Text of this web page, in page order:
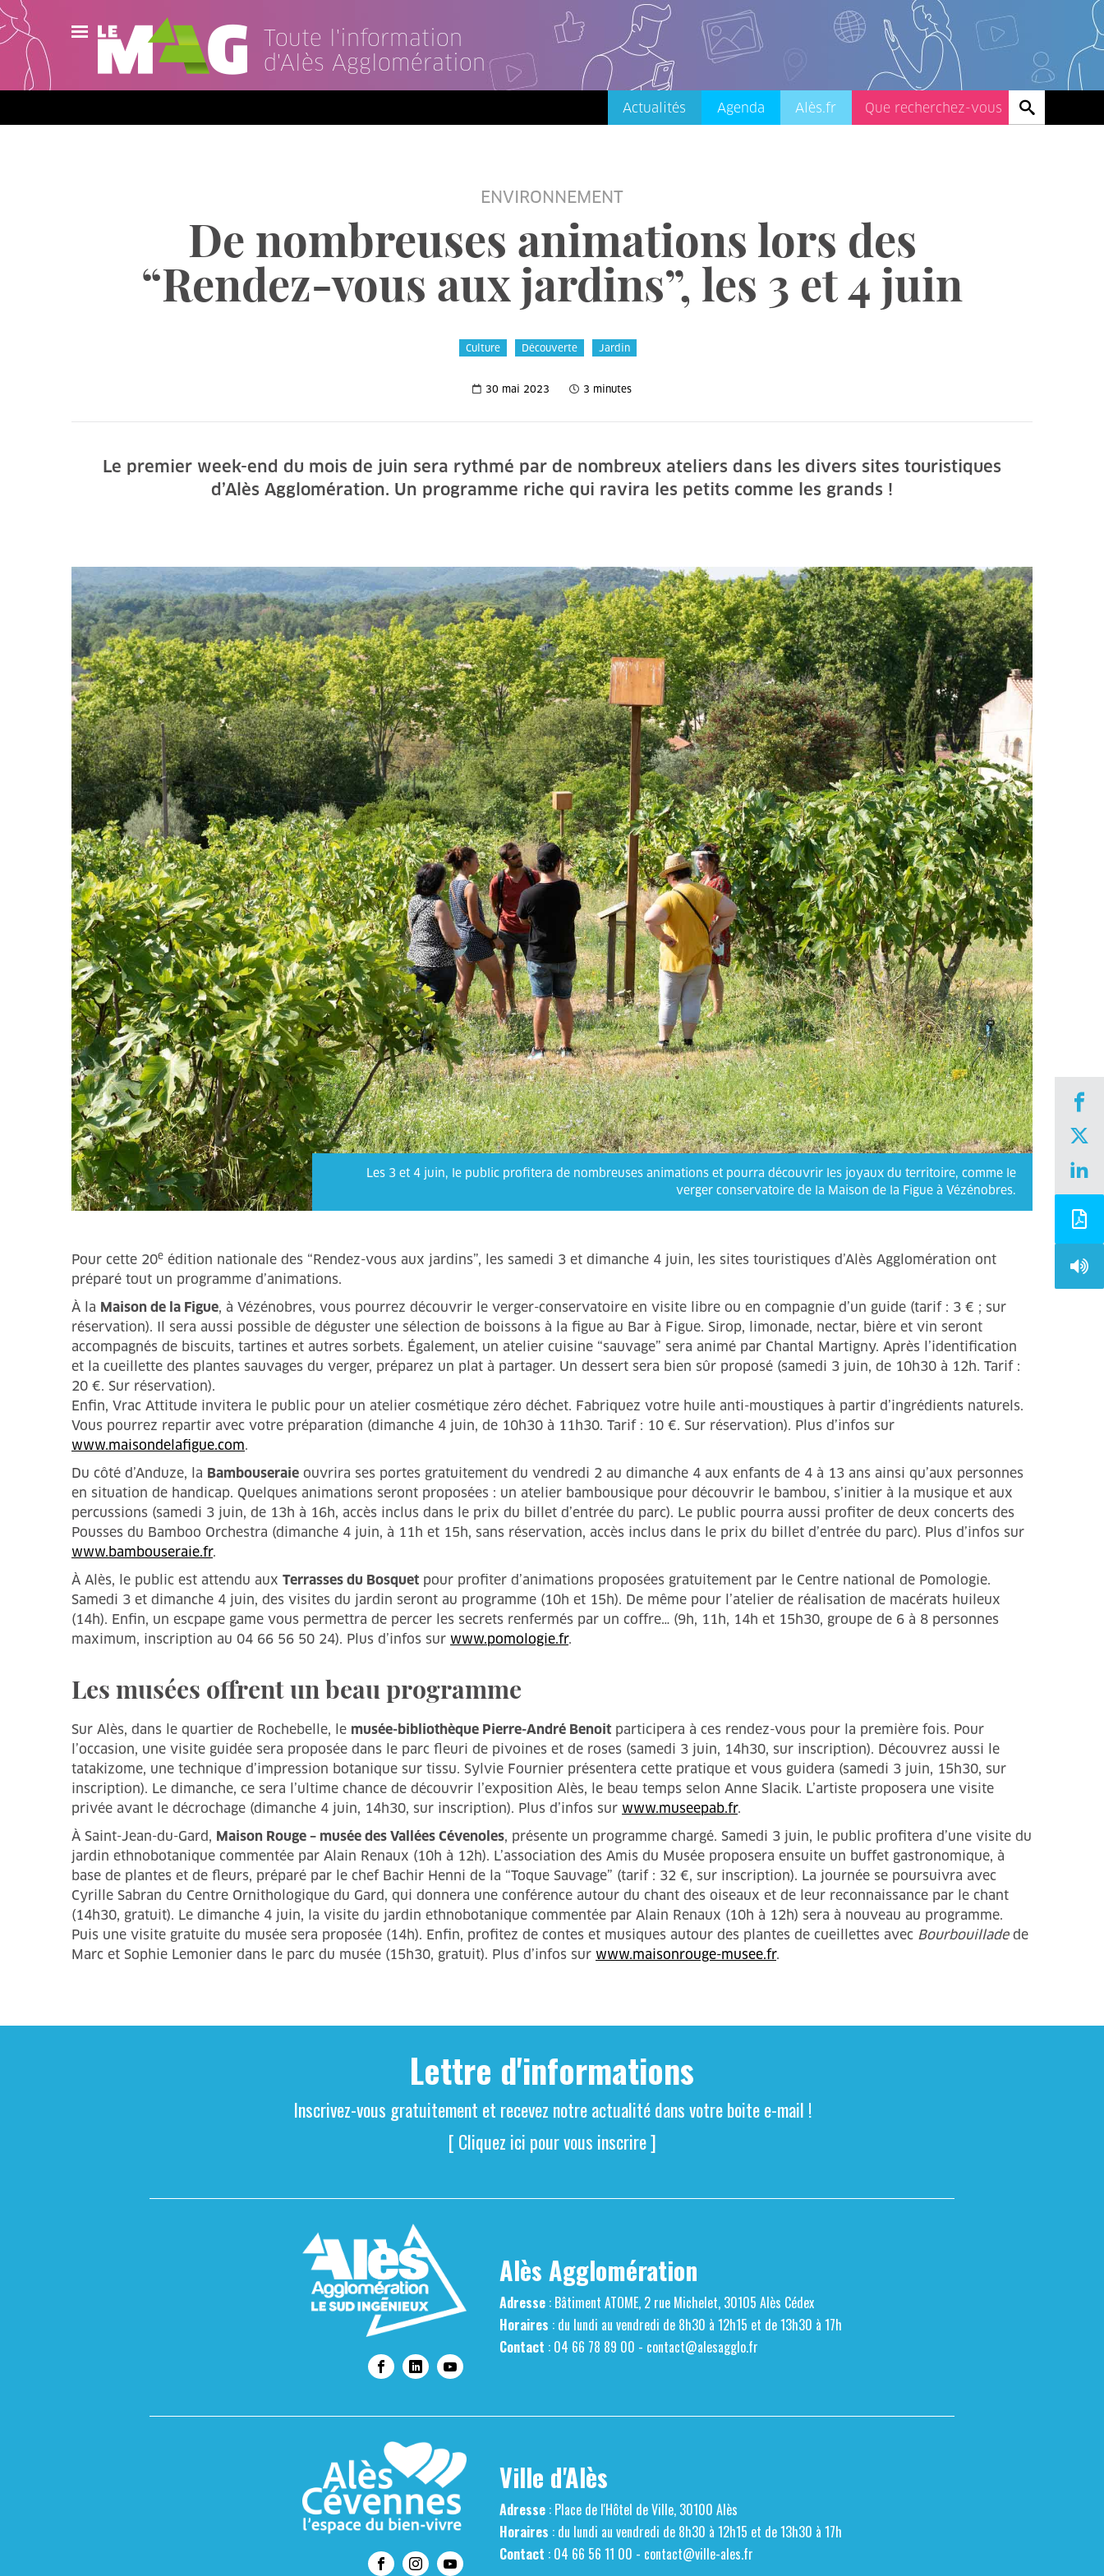
Toute l'information
d'Alès Agglomération
Actualités
Agenda
Actualités Agenda Alès.fr
ENVIRONNEMENT
De nombreuses animations lors des
“Rendez-vous aux jardins”, les 3 et 4 juin
Culture Découverte Jardin
30 mai 2023 3 minutes
Le premier week-end du mois de juin sera rythmé par de nombreux ateliers dans les divers sites touristiques
d’Alès Agglomération. Un programme riche qui ravira les petits comme les grands !
Les 3 et 4 juin, le public profitera de nombreuses animations et pourra découvrir les joyaux du territoire, comme le
verger conservatoire de la Maison de la Figue à Vézénobres.
Pour cette 20e édition nationale des “Rendez-vous aux jardins”, les samedi 3 et dimanche 4 juin, les sites touristiques d’Alès Agglomération ont
préparé tout un programme d’animations.
À la Maison de la Figue, à Vézénobres, vous pourrez découvrir le verger-conservatoire en visite libre ou en compagnie d’un guide (tarif : 3 € ; sur
réservation). Il sera aussi possible de déguster une sélection de boissons à la figue au Bar à Figue. Sirop, limonade, nectar, bière et vin seront
accompagnés de biscuits, tartines et autres sorbets. Également, un atelier cuisine “sauvage” sera animé par Chantal Martigny. Après l’identification
et la cueillette des plantes sauvages du verger, préparez un plat à partager. Un dessert sera bien sûr proposé (samedi 3 juin, de 10h30 à 12h. Tarif :
20 €. Sur réservation).
Enfin, Vrac Attitude invitera le public pour un atelier cosmétique zéro déchet. Fabriquez votre huile anti-moustiques à partir d’ingrédients naturels.
Vous pourrez repartir avec votre préparation (dimanche 4 juin, de 10h30 à 11h30. Tarif : 10 €. Sur réservation). Plus d’infos sur
www.maisondelafigue.com.
Du côté d’Anduze, la Bambouseraie ouvrira ses portes gratuitement du vendredi 2 au dimanche 4 aux enfants de 4 à 13 ans ainsi qu’aux personnes
en situation de handicap. Quelques animations seront proposées : un atelier bambousique pour découvrir le bambou, s’initier à la musique et aux
percussions (samedi 3 juin, de 13h à 16h, accès inclus dans le prix du billet d’entrée du parc). Le public pourra aussi profiter de deux concerts des
Pousses du Bamboo Orchestra (dimanche 4 juin, à 11h et 15h, sans réservation, accès inclus dans le prix du billet d’entrée du parc). Plus d’infos sur
www.bambouseraie.fr.
À Alès, le public est attendu aux Terrasses du Bosquet pour profiter d’animations proposées gratuitement par le Centre national de Pomologie.
Samedi 3 et dimanche 4 juin, des visites du jardin seront au programme (10h et 15h). De même pour l’atelier de réalisation de macérats huileux
(14h). Enfin, un escpape game vous permettra de percer les secrets renfermés par un coffre… (9h, 11h, 14h et 15h30, groupe de 6 à 8 personnes
maximum, inscription au 04 66 56 50 24). Plus d’infos sur www.pomologie.fr.
Les musées offrent un beau programme
Sur Alès, dans le quartier de Rochebelle, le musée-bibliothèque Pierre-André Benoit participera à ces rendez-vous pour la première fois. Pour
l’occasion, une visite guidée sera proposée dans le parc fleuri de pivoines et de roses (samedi 3 juin, 14h30, sur inscription). Découvrez aussi le
tatakizome, une technique d’impression botanique sur tissu. Sylvie Fournier présentera cette pratique et vous guidera (samedi 3 juin, 15h30, sur
inscription). Le dimanche, ce sera l’ultime chance de découvrir l’exposition Alès, le beau temps selon Anne Slacik. L’artiste proposera une visite
privée avant le décrochage (dimanche 4 juin, 14h30, sur inscription). Plus d’infos sur www.museepab.fr.
À Saint-Jean-du-Gard, Maison Rouge – musée des Vallées Cévenoles, présente un programme chargé. Samedi 3 juin, le public profitera d’une visite du
jardin ethnobotanique commentée par Alain Renaux (10h à 12h). L’association des Amis du Musée proposera ensuite un buffet gastronomique, à
base de plantes et de fleurs, préparé par le chef Bachir Henni de la “Toque Sauvage” (tarif : 32 €, sur inscription). La journée se poursuivra avec
Cyrille Sabran du Centre Ornithologique du Gard, qui donnera une conférence autour du chant des oiseaux et de leur reconnaissance par le chant
(14h30, gratuit). Le dimanche 4 juin, la visite du jardin ethnobotanique commentée par Alain Renaux (10h à 12h) sera à nouveau au programme.
Puis une visite gratuite du musée sera proposée (14h). Enfin, profitez de contes et musiques autour des plantes de cueillettes avec Bourbouilladede
Marc et Sophie Lemonier dans le parc du musée (15h30, gratuit). Plus d’infos sur www.maisonrouge-musee.fr.
Lettre d'informations
Inscrivez-vous gratuitement et recevez notre actualité dans votre boite e-mail !
[ Cliquez ici pour vous inscrire ]
Alès Agglomération
Adresse: Bâtiment ATOME, 2 rue Michelet, 30105 Alès Cédex
Horaires : du lundi au vendredi de 8h30 à 12h15 et de 13h30 à 17h
Contact : 04 66 78 89 00 - contact@alesagglo.fr
Ville d'Alès
Adresse: Place de l'Hôtel de Ville, 30100 Alès
Horaires : du lundi au vendredi de 8h30 à 12h15 et de 13h30 à 17h
Contact : 04 66 56 11 00 - contact@ville-ales.fr